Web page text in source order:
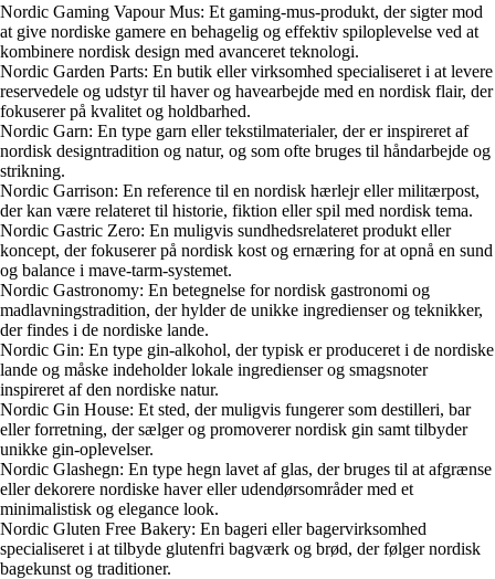
Nordic Gaming Vapour Mus: Et gaming-mus-produkt, der sigter mod
at give nordiske gamere en behagelig og effektiv spiloplevelse ved at
kombinere nordisk design med avanceret teknologi.
Nordic Garden Parts: En butik eller virksomhed specialiseret i at levere
reservedele og udstyr til haver og havearbejde med en nordisk flair, der
fokuserer på kvalitet og holdbarhed.
Nordic Garn: En type garn eller tekstilmaterialer, der er inspireret af
nordisk designtradition og natur, og som ofte bruges til håndarbejde og
strikning.
Nordic Garrison: En reference til en nordisk hærlejr eller militærpost,
der kan være relateret til historie, fiktion eller spil med nordisk tema.
Nordic Gastric Zero: En muligvis sundhedsrelateret produkt eller
koncept, der fokuserer på nordisk kost og ernæring for at opnå en sund
og balance i mave-tarm-systemet.
Nordic Gastronomy: En betegnelse for nordisk gastronomi og
madlavningstradition, der hylder de unikke ingredienser og teknikker,
der findes i de nordiske lande.
Nordic Gin: En type gin-alkohol, der typisk er produceret i de nordiske
lande og måske indeholder lokale ingredienser og smagsnoter
inspireret af den nordiske natur.
Nordic Gin House: Et sted, der muligvis fungerer som destilleri, bar
eller forretning, der sælger og promoverer nordisk gin samt tilbyder
unikke gin-oplevelser.
Nordic Glashegn: En type hegn lavet af glas, der bruges til at afgrænse
eller dekorere nordiske haver eller udendørsområder med et
minimalistisk og elegance look.
Nordic Gluten Free Bakery: En bageri eller bagervirksomhed
specialiseret i at tilbyde glutenfri bagværk og brød, der følger nordisk
bagekunst og traditioner.